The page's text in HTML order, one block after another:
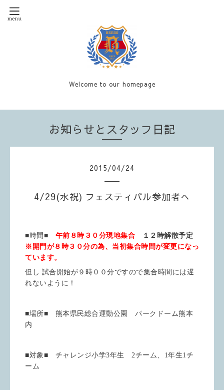
Welcome to our homepage
お知らせとスタッフ日記
2015/04/24
4/29(水祝) フェスティバル参加者へ
■時間■ 午前８時３０分現地集合 １２時解散予定
※開門が８時３０分の為、当初集合時間が変更になっ
ています。
但し 試合開始が９時００分ですので集合時間には遅
れないように！
■場所■ 熊本県民総合運動公園 パークドーム熊本
内
■対象■ チャレンジ小学3年生 2チーム、 1年生1チ
ーム